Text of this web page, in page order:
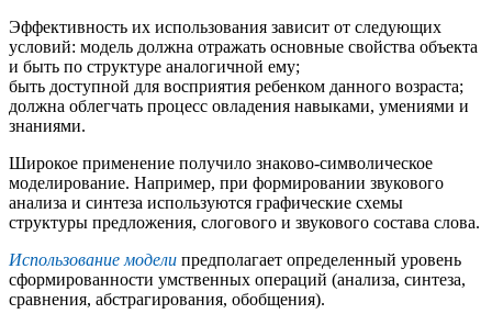
Эффективность их использования зависит от следующих
условий: модель должна отражать основные свойства объекта
и быть по структуре аналогичной ему;
быть доступной для восприятия ребенком данного возраста;
должна облегчать процесс овладения навыками, умениями и
знаниями.
Широкое применение получило знаково-символическое
моделирование. Например, при формировании звукового
анализа и синтеза используются графические схемы
структуры предложения, слогового и звукового состава слова.
Использование модели предполагает определенный уровень
сформированности умственных операций (анализа, синтеза,
сравнения, абстрагирования, обобщения).